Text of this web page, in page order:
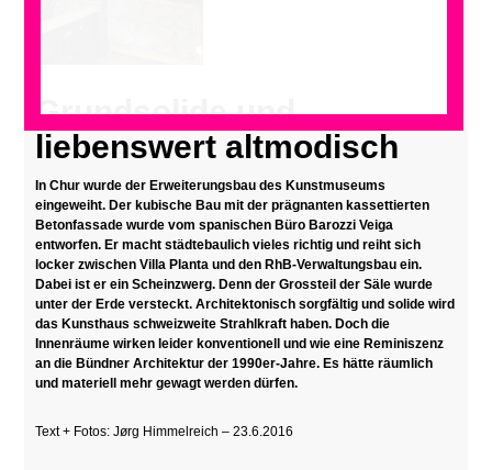
Grundsolide und
liebenswert altmodisch
In Chur wurde der Erweiterungsbau des Kunstmuseums
eingeweiht. Der kubische Bau mit der prägnanten kassettierten
Betonfassade wurde vom spanischen Büro Barozzi Veiga
entworfen. Er macht städtebaulich vieles richtig und reiht sich
locker zwischen Villa Planta und den RhB-Verwaltungsbau ein.
Dabei ist er ein Scheinzwerg. Denn der Grossteil der Säle wurde
unter der Erde versteckt. Architektonisch sorgfältig und solide wird
das Kunsthaus schweizweite Strahlkraft haben. Doch die
Innenräume wirken leider konventionell und wie eine Reminiszenz
an die Bündner Architektur der 1990er-Jahre. Es hätte räumlich
und materiell mehr gewagt werden dürfen.
Text + Fotos: Jørg Himmelreich – 23.6.2016